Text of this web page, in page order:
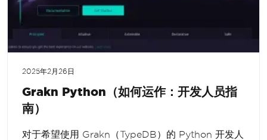
2025年2月26日
Grakn Python（如何运作：开发人员指
南）
对于希望使用 Grakn（TypeDB）的 Python 开发人